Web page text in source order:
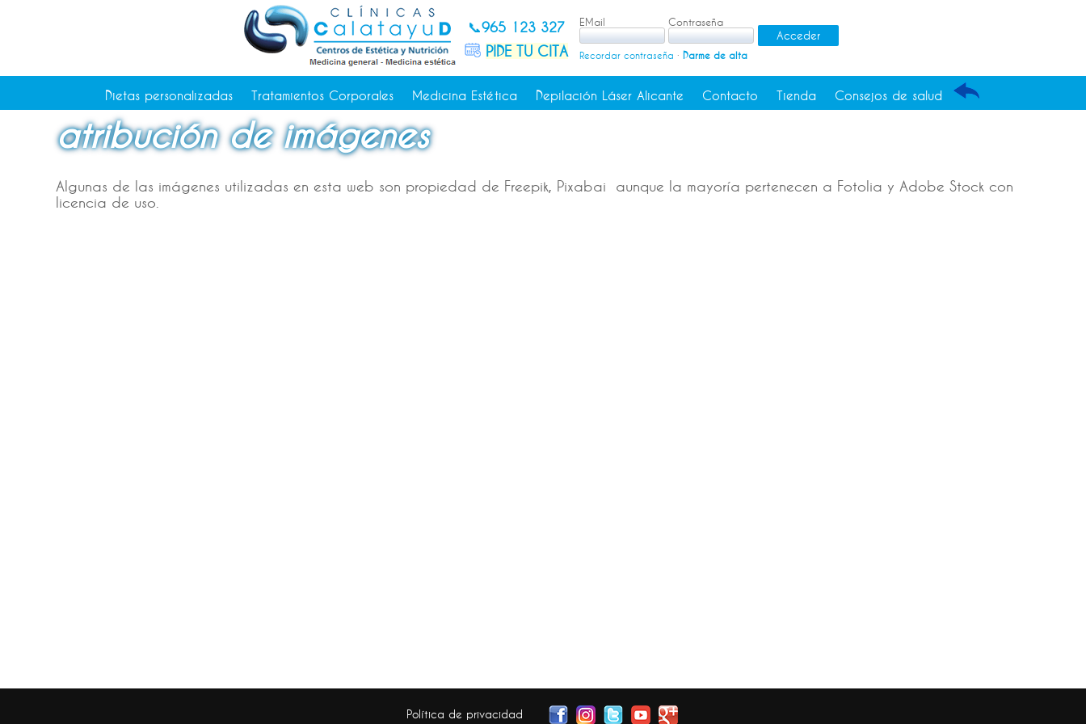
📞965 123 327
PIDE TU CITA
EMail Contraseña
Recordar contraseña · Darme de alta
Dietas personalizadas Tratamientos Corporales Medicina Estética Depilación Láser Alicante Contacto Tienda Consejos de salud
Consejos de salud
atribución de imágenes
Algunas de las imágenes utilizadas en esta web son propiedad de Freepik, Pixabai aunque la mayoría pertenecen a Fotolia y Adobe Stock con
licencia de uso.
Política de privacidad